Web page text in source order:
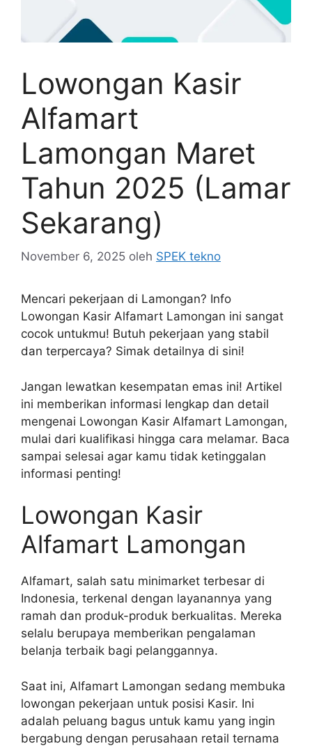
Lowongan Kasir
Alfamart
Lamongan Maret
Tahun 2025 (Lamar
Sekarang)
November 6, 2025 oleh SPEK tekno
Mencari pekerjaan di Lamongan? Info
Lowongan Kasir Alfamart Lamongan ini sangat
cocok untukmu! Butuh pekerjaan yang stabil
dan terpercaya? Simak detailnya di sini!
Jangan lewatkan kesempatan emas ini! Artikel
ini memberikan informasi lengkap dan detail
mengenai Lowongan Kasir Alfamart Lamongan,
mulai dari kualifikasi hingga cara melamar. Baca
sampai selesai agar kamu tidak ketinggalan
informasi penting!
Lowongan Kasir
Alfamart Lamongan
Alfamart, salah satu minimarket terbesar di
Indonesia, terkenal dengan layanannya yang
ramah dan produk-produk berkualitas. Mereka
selalu berupaya memberikan pengalaman
belanja terbaik bagi pelanggannya.
Saat ini, Alfamart Lamongan sedang membuka
lowongan pekerjaan untuk posisi Kasir. Ini
adalah peluang bagus untuk kamu yang ingin
bergabung dengan perusahaan retail ternama